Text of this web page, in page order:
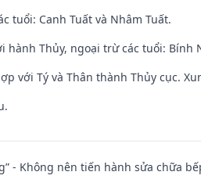
tuổi: Canh Tuất và Nhâm Tuất.
hành Thủy, ngoại trừ các tuổi: Bính
với Tý và Thân thành Thủy cục.
- Không nên tiến hành sửa chữa